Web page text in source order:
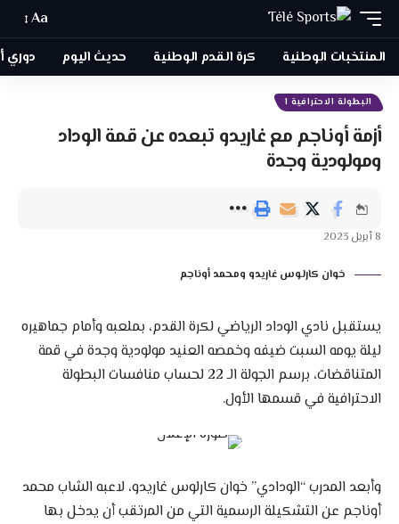
Aa
المنتخبات الوطنية كرة القدم الوطنية حديث اليوم دوري
البطولة الاحترافية 1
أزمة أوناجم مع غاريدو تبعده عن قمة الوداد
ومولودية وجدة
خوان كارلوس غاريدو ومحمد أوناجم
يستقبل نادي الوداد الرياضي لكرة القدم، بملعبه وأمام جماهيره
ليلة يومه السبت ضيفه وخمصه العنيد مولودية وجدة في قمة
المتناقضات، برسم الجولة الـ 22 لحساب منافسات البطولة
الاحترافية في قسمها الأول.
وأبعد المدرب “الودادي” خوان كارلوس غاريدو، لاعبه الشاب محمد
أوناجم عن التشكيلة الرسمية التي من المرتقب أن يدخل بها